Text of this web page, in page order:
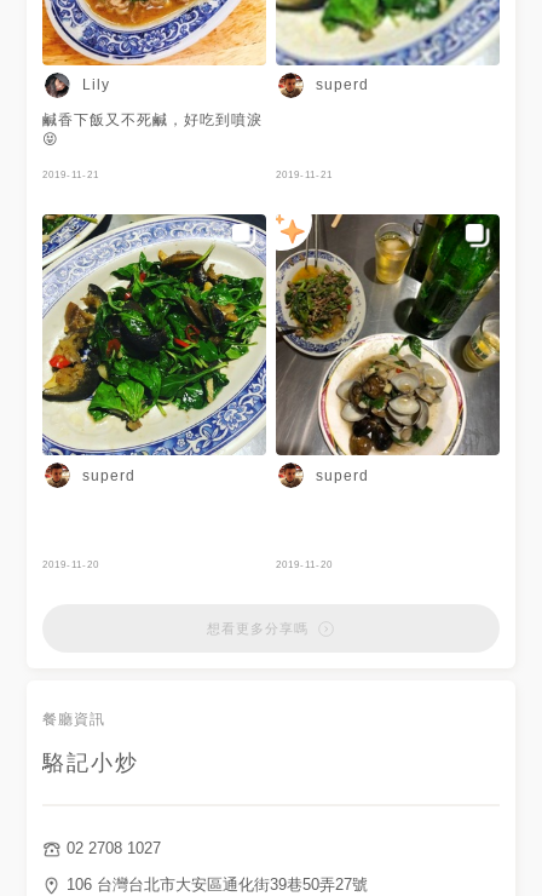
Lily
鹹香下飯又不死鹹，好吃到噴淚
😝
2019-11-21
superd
2019-11-21
superd
2019-11-20
superd
2019-11-20
想看更多分享嗎
餐廳資訊
駱記小炒
02 2708 1027
106 台灣台北市大安區通化街39巷50弄27號